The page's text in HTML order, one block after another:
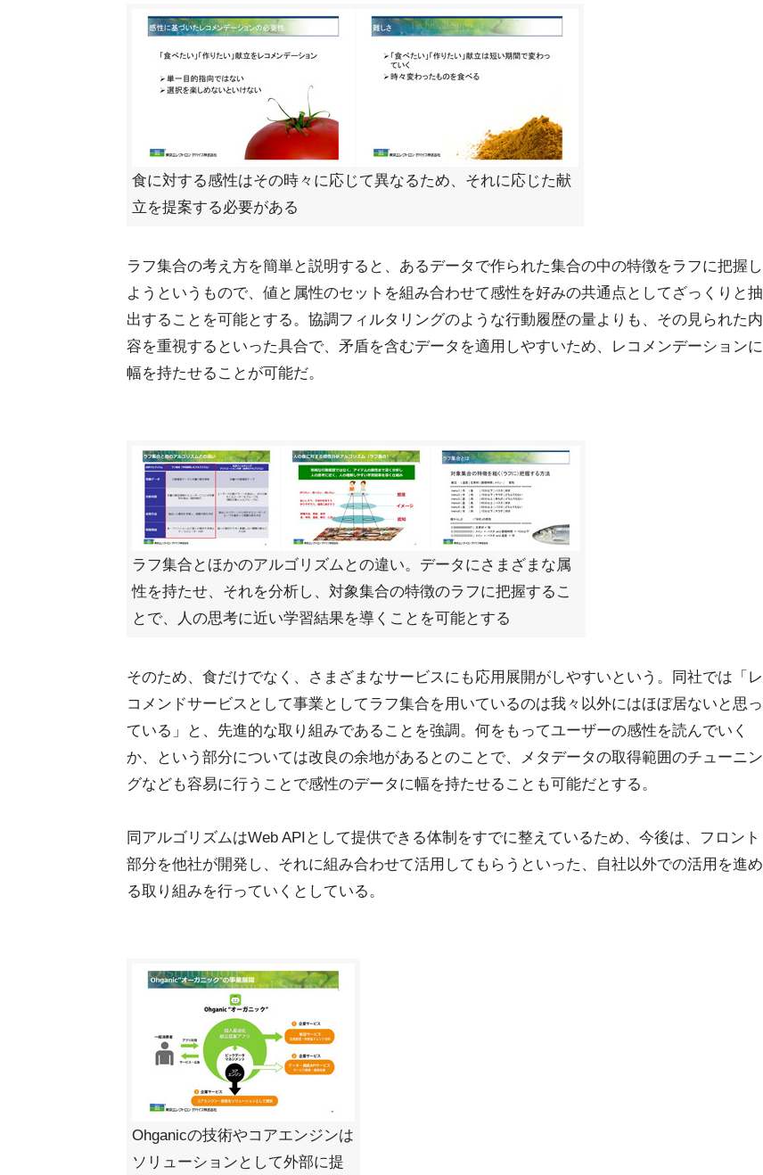
食に対する感性はその時々に応じて異なるため、それに応じた献
立を提案する必要がある
ラフ集合の考え方を簡単と説明すると、あるデータで作られた集合の中の特徴をラフに把握し
ようというもので、値と属性のセットを組み合わせて感性を好みの共通点としてざっくりと抽
出することを可能とする。協調フィルタリングのような行動履歴の量よりも、その見られた内
容を重視するといった具合で、矛盾を含むデータを適用しやすいため、レコメンデーションに
幅を持たせることが可能だ。
ラフ集合とほかのアルゴリズムとの違い。データにさまざまな属
性を持たせ、それを分析し、対象集合の特徴のラフに把握するこ
とで、人の思考に近い学習結果を導くことを可能とする
そのため、食だけでなく、さまざまなサービスにも応用展開がしやすいという。同社では「レ
コメンドサービスとして事業としてラフ集合を用いているのは我々以外にはほぼ居ないと思っ
ている」と、先進的な取り組みであることを強調。何をもってユーザーの感性を読んでいく
か、という部分については改良の余地があるとのことで、メタデータの取得範囲のチューニン
グなども容易に行うことで感性のデータに幅を持たせることも可能だとする。
同アルゴリズムはWeb APIとして提供できる体制をすでに整えているため、今後は、フロント
部分を他社が開発し、それに組み合わせて活用してもらうといった、自社以外での活用を進め
る取り組みを行っていくとしている。
Ohganicの技術やコアエンジンは
ソリューションとして外部に提